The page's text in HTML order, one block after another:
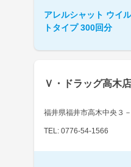
アレルシャット ウイ
トタイプ 300回分
Ｖ・ドラッグ高木店
福井県福井市高木中央３－
TEL: 0776-54-1566